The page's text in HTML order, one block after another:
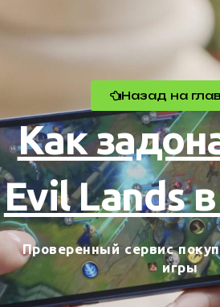
Назад на
Как
Evil Lands
Проверенный сервис
игры